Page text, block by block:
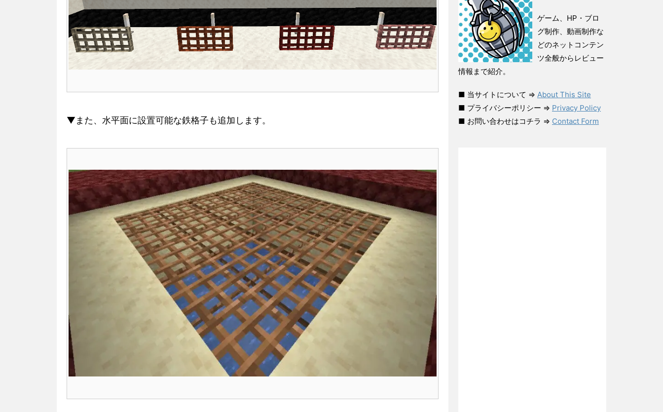
▼また、水平面に設置可能な鉄格子も追加します。
ゲーム、HP・ブロ
グ制作、動画制作な
どのネットコンテン
ツ全般からレビュー
情報まで紹介。
■ 当サイトについて ⇒ About This Site
■ プライバシーポリシー ⇒ Privacy Policy
■ お問い合わせはコチラ ⇒ Contact Form